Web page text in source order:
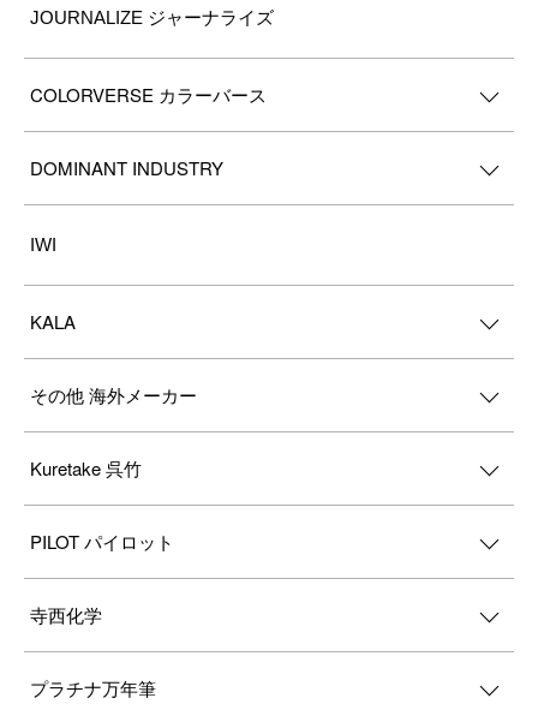
JOURNALIZE ジャーナライズ
COLORVERSE カラーバース
DOMINANT INDUSTRY
IWI
KALA
その他 海外メーカー
Kuretake 呉竹
PILOT パイロット
寺西化学
プラチナ万年筆